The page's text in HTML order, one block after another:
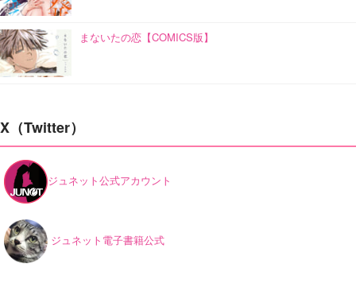
まないたの恋【COMICS版】
X（Twitter）
ジュネット公式アカウント
ジュネット電子書籍公式